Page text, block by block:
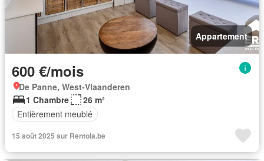
Appartement
600 €/mois
De Panne, West-Vlaanderen
1 Chambre
26 m²
Entièrement meublé
15 août 2025 sur Rentola.be